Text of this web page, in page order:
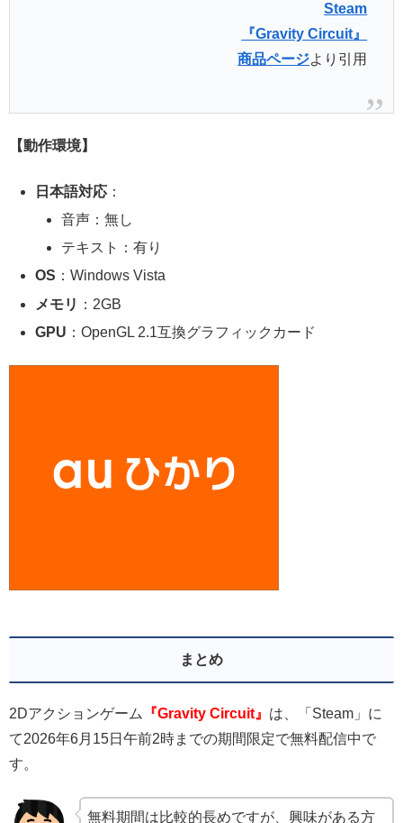
Steam
『Gravity Circuit』
商品ページより引用
【動作環境】
日本語対応 ：
音声：無し
テキスト：有り
OS ：Windows Vista
メモリ ：2GB
GPU ：OpenGL 2.1互換グラフィックカード
まとめ
2Dアクションゲーム 『Gravity Circuit 』 は、「Steam」に
て2026年6月15日午前2時までの期間限定で無料配信中で
す。
無料期間は比較的長めですが、興味がある方